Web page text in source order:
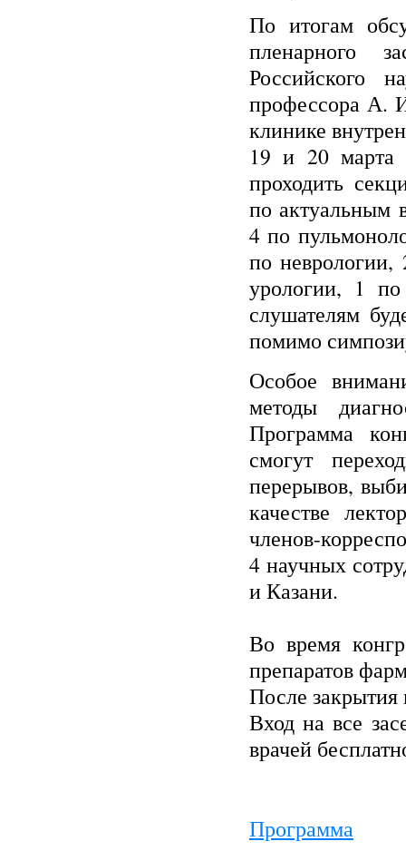
По итогам
пленарного
Российского
профессора А.
клинике
19 и 20 марта
проходить
по актуальным
4 по
по
урологии, 1
слушателям
помимо
Особое
методы
Программа
смогут
перерывов,
качестве
членов-
4 научных
и Казани.
Во время
препаратов
После закрытия
Вход на все
врачей
Программа